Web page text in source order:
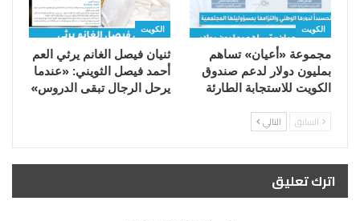
الكويت
مجموعة «أعيان» تساهم
بمليون دولار لدعم صندوق
الكويت للاستجابة الطارئة
الكويت
ثنيان فيصل الغانم يرثي العم
أحمد فيصل الثويني: «عندما
يرحل الرجال تبقى الدروس»
السابق التالي
اترك تعليق